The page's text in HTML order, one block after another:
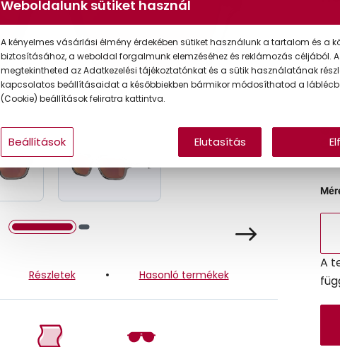
Részletek Hasonló termékek
A
Weboldalunk sütiket használ
A kényelmes vásárlási élmény érdekében sütiket használunk a tartalom és a
biztosításához, a weboldal forgalmunk elemzéséhez és reklámozás céljából.
megtekintheted az Adatkezelési tájékoztatónkat és a sütik használatának
kapcsolatos beállításaidat a későbbiekben bármikor módosíthatod a
(Cookie) beállítások feliratra kattintva.
Beállítások Elutasítás